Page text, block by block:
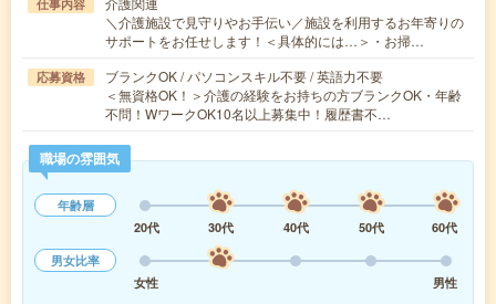
仕事内容
＼介護施設で見守りやお手伝い／施設を利用するお年寄りの
サポートをお任せします！＜具体的には…＞・お掃…
応募資格
ブランクOK / パソコンスキル不要 / 英語力不要
＜無資格OK！＞介護の経験をお持ちの方ブランクOK・年齢
不問！WワークOK10名以上募集中！履歴書不…
職場の雰囲気
年齢層
20代
30代 40代 50代
60代
男女比率
女性
男性